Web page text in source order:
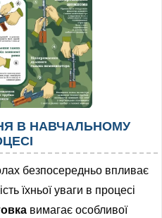
В НАВЧАЛЬНОМУ
безпосередньо впливає
їхньої уваги в процесі
вимагає особливої